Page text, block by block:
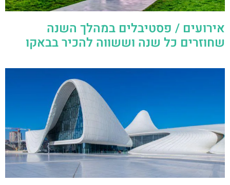
אירועים / פסטיבלים במהלך השנה
שחוזרים כל שנה וששווה להכיר בבאקו